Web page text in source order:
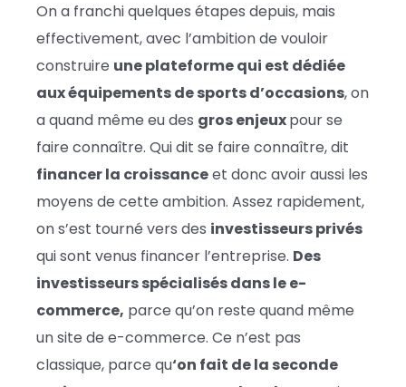
On a franchi quelques étapes depuis, mais
effectivement, avec l’ambition de vouloir
construire une plateforme qui est dédiée
aux équipements de sports d’occasions, on
a quand même eu des gros enjeuxpour se
faire connaître. Qui dit se faire connaître, dit
financer la croissanceet donc avoir aussi les
moyens de cette ambition. Assez rapidement,
on s’est tourné vers des investisseurs privés
qui sont venus financer l’entreprise. Des
investisseurs spécialisés dans le e-
commerce, parce qu’on reste quand même
un site de e-commerce. Ce n’est pas
classique, parce qu‘on fait de la seconde